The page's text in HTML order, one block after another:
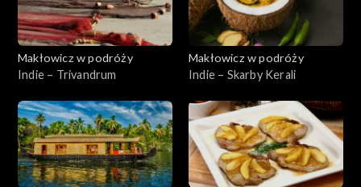
Makłowicz w podróży
Indie – Trivandrum
Makłowicz w podróży
Indie – Skarby Kerali